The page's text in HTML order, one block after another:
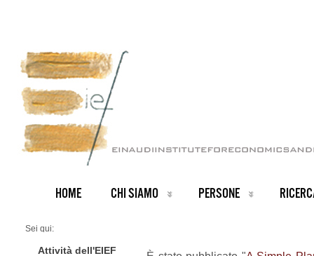
HOME CHI SIAMO PERSONE
Sei qui:
ARCHIVIO NOTIZIE
Attività dell'EIEF